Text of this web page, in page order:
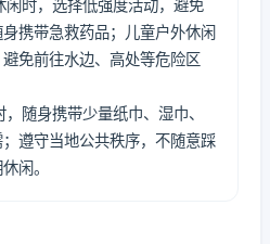
时，选择低强度活动，避免
携带急救药品；儿童户外休闲
免前往水边、高处等危险区
随身携带少量纸巾、湿巾、
遵守当地公共秩序，不随意踩
闲。